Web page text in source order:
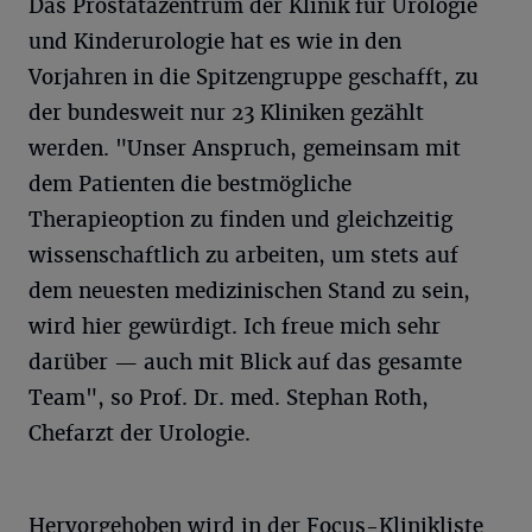
Das Prostatazentrum der Klinik für Urologie
und Kinderurologie hat es wie in den
Vorjahren in die Spitzengruppe geschafft, zu
der bundesweit nur 23 Kliniken gezählt
werden. "Unser Anspruch, gemeinsam mit
dem Patienten die bestmögliche
Therapieoption zu finden und gleichzeitig
wissenschaftlich zu arbeiten, um stets auf
dem neuesten medizinischen Stand zu sein,
wird hier gewürdigt. Ich freue mich sehr
darüber — auch mit Blick auf das gesamte
Team", so Prof. Dr. med. Stephan Roth,
Chefarzt der Urologie.
Hervorgehoben wird in der Focus-Klinikliste